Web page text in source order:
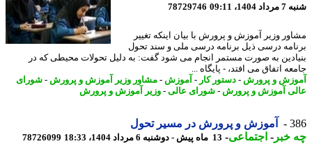
09:11
78729746
وزیر آموزش و پرورش با بیان اینکه تغییر
درسی ذیل برنامه درسی ملی و سند تحول
به صورت مستمر انجام می شود گفت: به دلیل تحولات محیطی که در
اتفاق می افتد، - پایگاه ...
و پرورش-دستور کار-آموزش-مشاور وزیر آموزش و پرورش-شورای
آموزش و پرورش-شورای عالی-وزیر آموزش و پرورش
آموزش و پرورش در مسیر تحول
خبر -اجتماعی-13 ماه پیش - دوشنبه 6 مرداد 1404، 18:33 78726099